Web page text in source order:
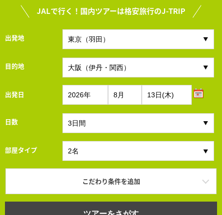
JALで行く！国内ツアーは格安旅行のJ-TRIP
出発地
目的地
出発日
日数
部屋タイプ
こだわり条件を追加